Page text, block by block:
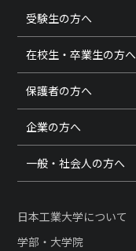
受験生の方へ
在校生・卒業生の方へ
保護者の方へ
企業の方へ
一般・社会人の方へ
日本工業大学について
学部・大学院